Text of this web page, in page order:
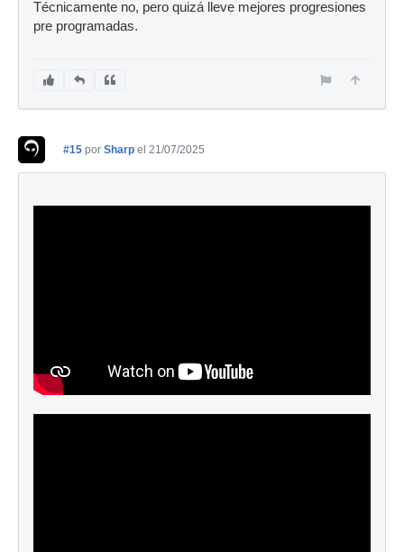
Técnicamente no, pero quizá lleve mejores progresiones
pre programadas.
#15 por Sharp el 21/07/2025